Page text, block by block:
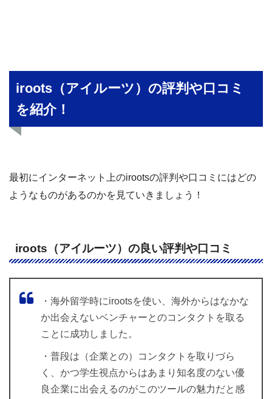
iroots（アイルーツ）の評判や口コミ
を紹介！
最初にインターネット上のirootsの評判や口コミにはどの
ようなものがあるのかを見ていきましょう！
iroots（アイルーツ）の良い評判や口コミ
・海外留学時にirootsを使い、海外からはなかな
か出会えないベンチャーとのコンタクトを取る
ことに成功しました。
・普段は（企業との）コンタクトを取りづら
く、かつ学生視点からはあまり知名度のない優
良企業に出会えるのがこのツールの魅力だと感